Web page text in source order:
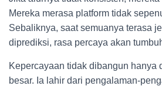
Mereka merasa platform tidak
Sebaliknya, saat semuanya terasa
diprediksi, rasa percaya akan
Kepercayaan tidak dibangun hanya
besar. Ia lahir dari pengalaman-